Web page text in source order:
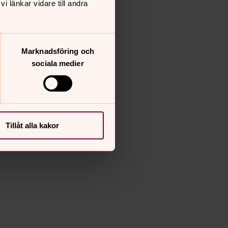
länkar vidare till andra
Marknadsföring och
sociala medier
Tillåt alla kakor